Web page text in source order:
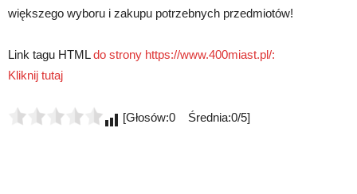
większego wyboru i zakupu potrzebnych przedmiotów!
Link tagu HTMLdo strony https://www.400miast.pl/:
Kliknij tutaj
[Głosów:0 Średnia:0/5]